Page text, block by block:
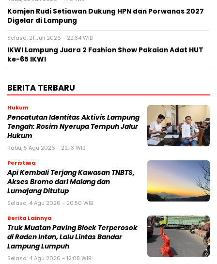
Komjen Rudi Setiawan Dukung HPN dan Porwanas 2027
Digelar di Lampung
Selasa, 21 Juli 2026 - 22:34 WIB
IKWI Lampung Juara 2 Fashion Show Pakaian Adat HUT
ke-65 IKWI
BERITA TERBARU
Hukum
Pencatutan Identitas Aktivis Lampung
Tengah: Rosim Nyerupa Tempuh Jalur
Hukum
Rabu, 5 Agu 2026 - 22:13 WIB
Peristiwa
Api Kembali Terjang Kawasan TNBTS,
Akses Bromo dari Malang dan
Lumajang Ditutup
Selasa, 4 Agu 2026 - 20:50 WIB
Berita Lainnya
Truk Muatan Paving Block Terperosok
di Raden Intan, Lalu Lintas Bandar
Lampung Lumpuh
Selasa, 4 Agu 2026 - 12:08 WIB